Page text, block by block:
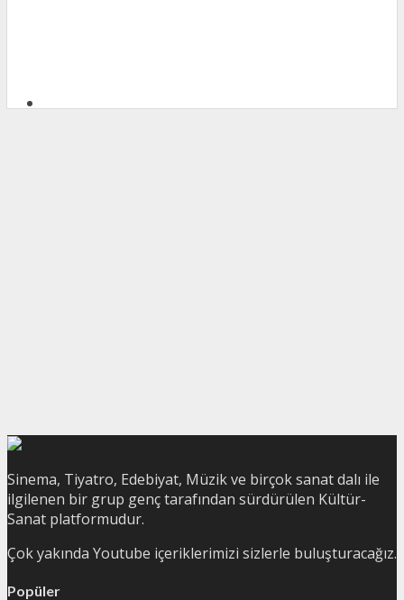
Sinema, Tiyatro, Edebiyat, Müzik ve birçok sanat dalı ile
ilgilenen bir grup genç tarafından sürdürülen Kültür-
Sanat platformudur.
Çok yakında Youtube içeriklerimizi sizlerle buluşturacağız.
Popüler